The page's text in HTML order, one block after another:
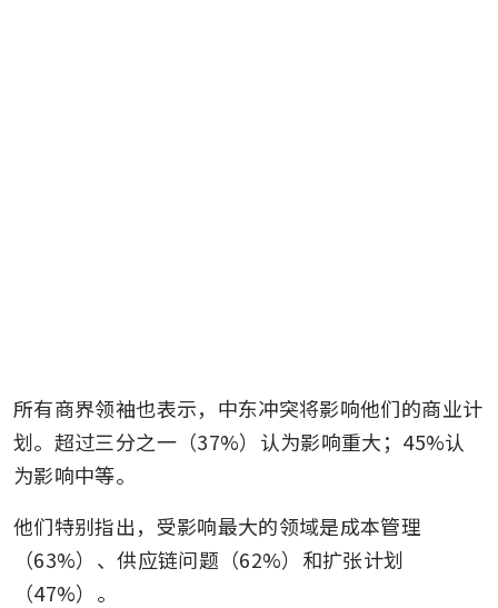
所有商界领袖也表示，中东冲突将影响他们的商业计
划。超过三分之一（37%）认为影响重大；45%认
为影响中等。
他们特别指出，受影响最大的领域是成本管理
（63%）、供应链问题（62%）和扩张计划
（47%）。